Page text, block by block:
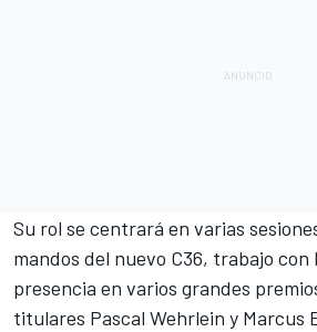
Su rol se centrará en varias
mandos del nuevo C36, trabajo con
presencia en varios grandes
titulares Pascal Wehrlein y Marcus